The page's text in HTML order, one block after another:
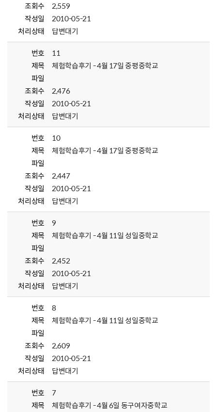
조회수
2,559
작성일
2010-05-21
처리상태
답변대기
번호
11
제목
체험학습후기 - 4월 17일 중평중학교
파일
조회수
2,476
작성일
2010-05-21
처리상태
답변대기
번호
10
제목
체험학습후기 - 4월 17일 중평중학교
파일
조회수
2,447
작성일
2010-05-21
처리상태
답변대기
번호
9
제목
체험학습후기 - 4월 11일 성일중학교
파일
조회수
2,452
작성일
2010-05-21
처리상태
답변대기
번호
8
제목
체험학습후기 - 4월 11일 성일중학교
파일
조회수
2,609
작성일
2010-05-21
처리상태
답변대기
번호
7
제목
체험학습후기 - 4월 6일 동구여자중학교